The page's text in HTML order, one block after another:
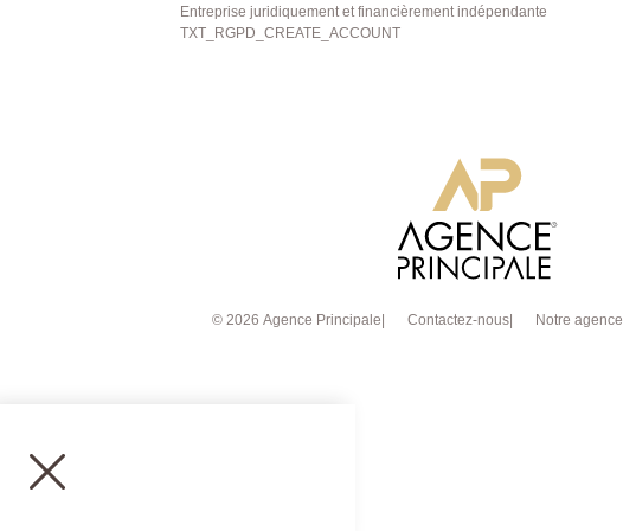
Entreprise juridiquement et financièrement indépendante
TXT_RGPD_CREATE_ACCOUNT
© 2026 Agence Principale Contactez-nous Notre agence